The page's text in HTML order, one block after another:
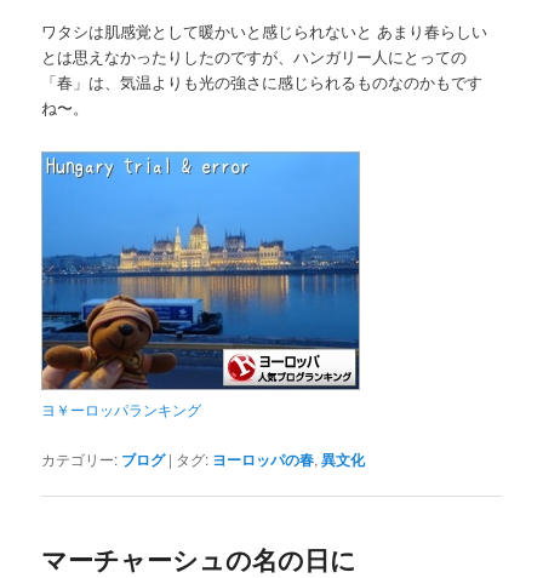
ワタシは肌感覚として暖かいと感じられないと あまり春らしい
とは思えなかったりしたのですが、ハンガリー人にとっての
「春」は、気温よりも光の強さに感じられるものなのかもです
ね〜。
ヨ￥ーロッパランキング
カテゴリー: ブログ | タグ: ヨーロッパの春,異文化
マーチャーシュの名の日に